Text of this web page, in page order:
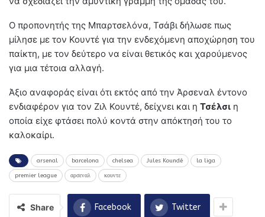
Ο προπονητής της Μπαρτσελόνα, Τσάβι δήλωσε πως
μίλησε με τον Κουντέ για την ενδεχόμενη αποχώρηση του
παίκτη, με τον δεύτερο να είναι θετικός και χαρούμενος
για μια τέτοια αλλαγή.
Άξιο αναφοράς είναι ότι εκτός από την Άρσεναλ έντονο
ενδιαφέρον για τον Ζιλ Κουντέ, δείχνει και η Τσέλσι η
οποία είχε φτάσει πολύ κοντά στην απόκτησή του το
καλοκαίρι.
arsenal barcelona chelsea Jules Koundé la liga
premier league αρσεναλ κουντε
Share Facebook Twitter